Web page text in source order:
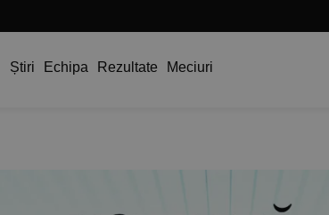
Știri Echipa Rezultate Meciuri